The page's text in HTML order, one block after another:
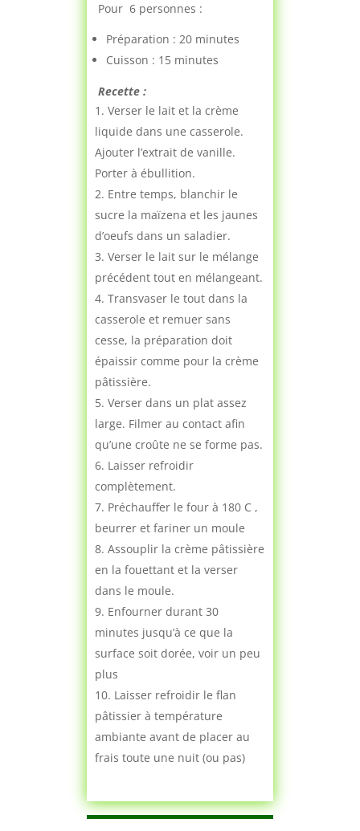
Pour 6 personnes :
Préparation : 20 minutes
Cuisson : 15 minutes
Recette :
Verser le lait et la crème
liquide dans une casserole.
Ajouter l’extrait de vanille.
Porter à ébullition.
Entre temps, blanchir le
sucre la maïzena et les jaunes
d’oeufs dans un saladier.
Verser le lait sur le mélange
précédent tout en mélangeant.
Transvaser le tout dans la
casserole et remuer sans
cesse, la préparation doit
épaissir comme pour la crème
pâtissière.
Verser dans un plat assez
large. Filmer au contact afin
qu’une croûte ne se forme pas.
Laisser refroidir
complètement.
Préchauffer le four à 180 C ,
beurrer et fariner un moule
Assouplir la crème pâtissière
en la fouettant et la verser
dans le moule.
Enfourner durant 30
minutes jusqu’à ce que la
surface soit dorée, voir un peu
plus
Laisser refroidir le flan
pâtissier à température
ambiante avant de placer au
frais toute une nuit (ou pas)